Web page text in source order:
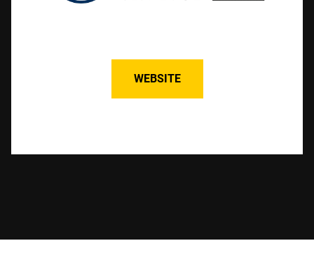
WEBSITE